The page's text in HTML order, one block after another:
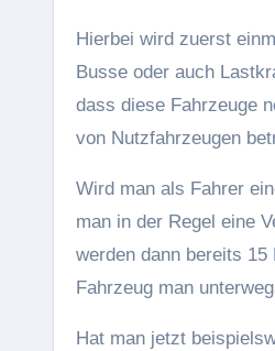
Hierbei wird zuerst
Busse oder auch
dass diese Fahrzeuge
von Nutzfahrzeugen
Wird man als Fahrer
man in der Regel eine
werden dann bereits
Fahrzeug man
Hat man jetzt